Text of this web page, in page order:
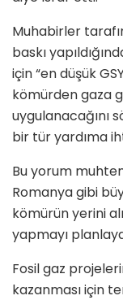
Muhabirler
baskı
için “en düşük
kömürden gaza
uygulanacağını
bir tür yardıma
Bu yorum
Romanya gibi
kömürün yerini
yapmayı
Fosil gaz
kazanması için